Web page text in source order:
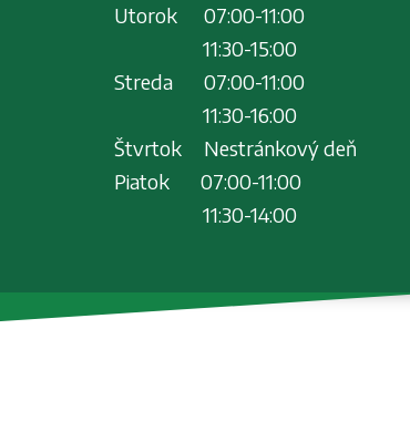
Utorok 07:00-11:00
11:30-15:00
Streda 07:00-11:00
11:30-16:00
Štvrtok Nestránkový deň
Piatok 07:00-11:00
11:30-14:00